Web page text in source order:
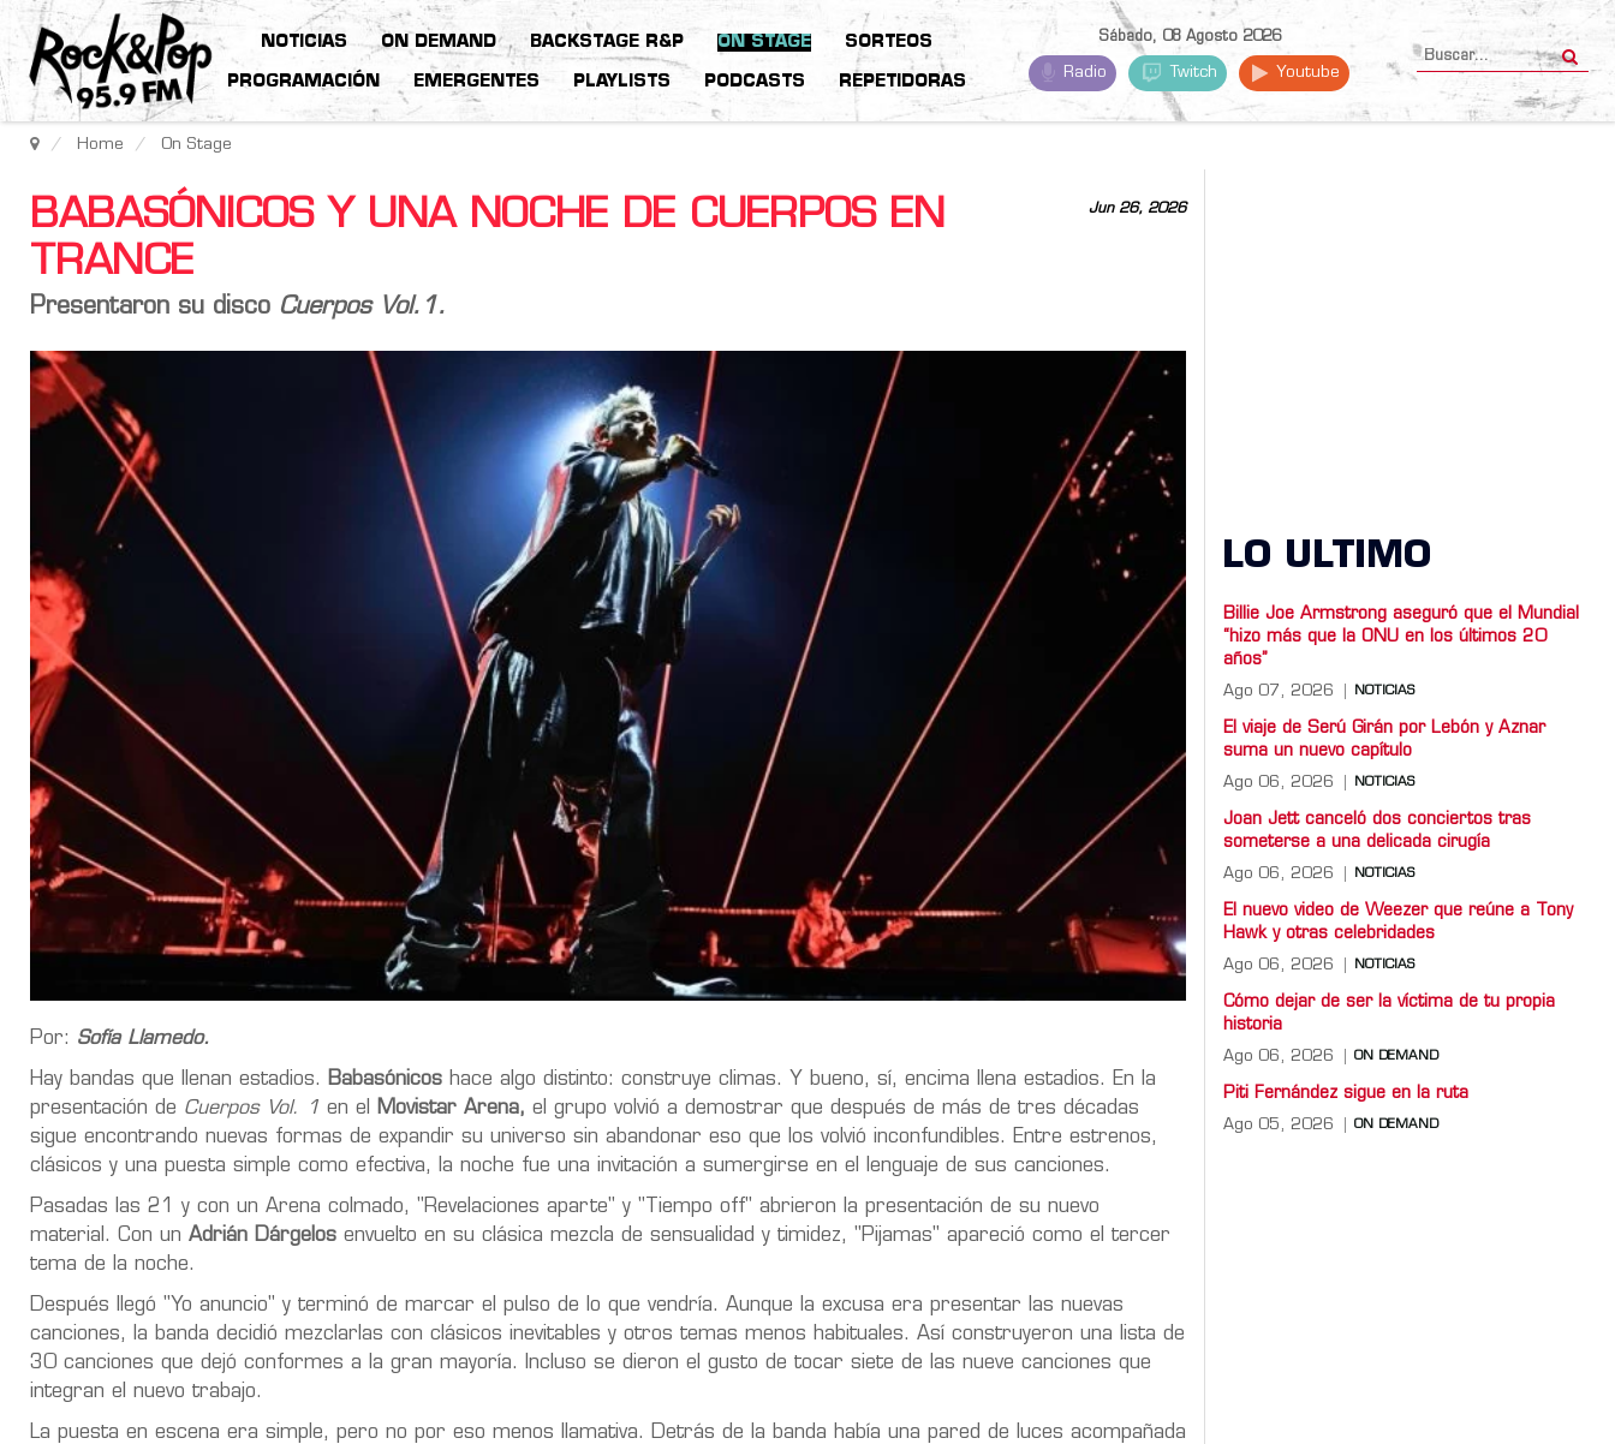
NOTICIAS ON DEMAND BACKSTAGE R&P ON STAGE SORTEOS
PROGRAMACIÓN EMERGENTES PLAYLISTS PODCASTS REPETIDORAS
Sábado, 08 Agosto 2026
Radio Twitch Youtube
Home On Stage
Jun 26, 2026
BABASÓNICOS Y UNA NOCHE DE CUERPOS EN
TRANCE
Presentaron su disco Cuerpos Vol.1.
Por: Sofía Llamedo.
Hay bandas que llenan estadios. Babasónicos hace algo distinto: construye climas. Y bueno, sí, encima llena estadios. En la
presentación de Cuerpos Vol. 1 en el Movistar Arena, el grupo volvió a demostrar que después de más de tres décadas
sigue encontrando nuevas formas de expandir su universo sin abandonar eso que los volvió inconfundibles. Entre estrenos,
clásicos y una puesta simple como efectiva, la noche fue una invitación a sumergirse en el lenguaje de sus canciones.
Pasadas las 21 y con un Arena colmado, "Revelaciones aparte" y "Tiempo off" abrieron la presentación de su nuevo
material. Con un Adrián Dárgelos envuelto en su clásica mezcla de sensualidad y timidez, "Pijamas" apareció como el tercer
tema de la noche.
Después llegó "Yo anuncio" y terminó de marcar el pulso de lo que vendría. Aunque la excusa era presentar las nuevas
canciones, la banda decidió mezclarlas con clásicos inevitables y otros temas menos habituales. Así construyeron una lista de
30 canciones que dejó conformes a la gran mayoría. Incluso se dieron el gusto de tocar siete de las nueve canciones que
integran el nuevo trabajo.
La puesta en escena era simple, pero no por eso menos llamativa. Detrás de la banda había una pared de luces acompañada
LO ULTIMO
Billie Joe Armstrong aseguró que el Mundial
“hizo más que la ONU en los últimos 20
años”
Ago 07, 2026 NOTICIAS
El viaje de Serú Girán por Lebón y Aznar
suma un nuevo capítulo
Ago 06, 2026 NOTICIAS
Joan Jett canceló dos conciertos tras
someterse a una delicada cirugía
Ago 06, 2026 NOTICIAS
El nuevo video de Weezer que reúne a Tony
Hawk y otras celebridades
Ago 06, 2026 NOTICIAS
Cómo dejar de ser la víctima de tu propia
historia
Ago 06, 2026 ON DEMAND
Piti Fernández sigue en la ruta
Ago 05, 2026 ON DEMAND